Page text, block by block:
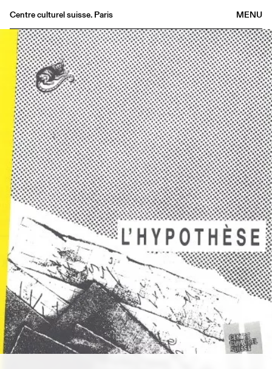
MENU
Centre culturel suisse. Paris
Agenda
Bookshop
Buvette
Archives
Medias
Publications
About
FR/EN